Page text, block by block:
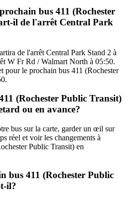
bus 411 (Rochester
il de l'arrêt Central Park
de l'arrêt Central Park Stand 2 à
W Fr Rd / Walmart North à 05:50.
pour le prochain bus 411 (Rochester
(Rochester Public Transit)
ou en avance?
bus sur la carte, garder un œil sur
réel et voir les changements à
Public Transit) en
bus 411 (Rochester Public
il?